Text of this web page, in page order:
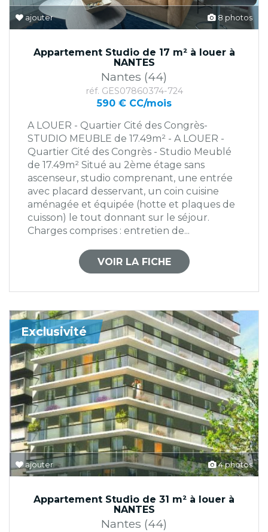
8 photos
ajouter
Appartement Studio de 17 m² à louer à
NANTES
Nantes (44)
réf. GES07860374-724
590 € CC/mois
A LOUER - Quartier Cité des Congrès-
STUDIO MEUBLE de 17.49m² - A LOUER -
Quartier Cité des Congrès - Studio Meublé
de 17.49m² Situé au 2ème étage sans
ascenseur, studio comprenant, une entrée
avec placard desservant, un coin cuisine
aménagée et équipée (hotte et plaques de
cuisson) le tout donnant sur le séjour.
Charges comprises : entretien de...
VOIR LA FICHE
4 photos
ajouter
Exclusivité
Appartement Studio de 31 m² à louer à
NANTES
Nantes (44)